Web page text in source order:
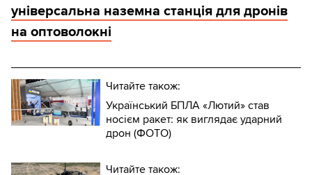
універсальна наземна станція для дронів
на оптоволокні
Читайте також:
Український БПЛА «Лютий» став
носієм ракет: як виглядає ударний
дрон (ФОТО)
Читайте також: